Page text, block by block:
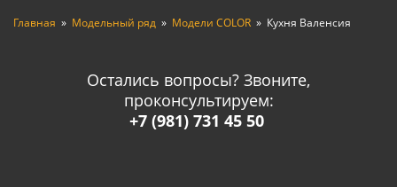
Главная » Модельный ряд » Модели COLOR » Кухня Валенсия
Остались вопросы? Звоните,
проконсультируем:
+7 (981) 731 45 50